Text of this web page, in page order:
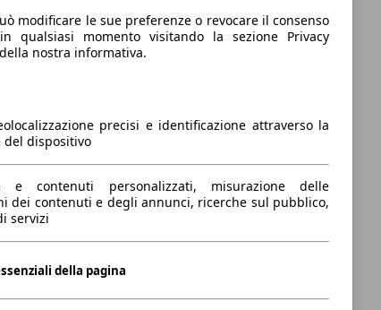
modificare le sue preferenze o revocare il consenso
qualsiasi momento visitando la sezione Privacy
nostra informativa.
precisi e identificazione attraverso la
del dispositivo
e contenuti personalizzati, misurazione delle
dei contenuti e degli annunci, ricerche sul pubblico,
servizi
della pagina